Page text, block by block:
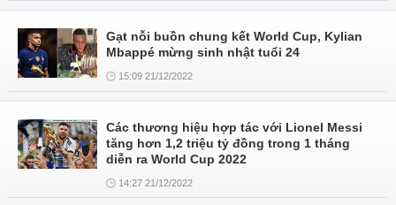
Gạt nỗi buồn chung kết World Cup, Kylian
Mbappé mừng sinh nhật tuổi 24
15:09 21/12/2022
Các thương hiệu hợp tác với Lionel Messi
tăng hơn 1,2 triệu tỷ đồng trong 1 tháng
diễn ra World Cup 2022
14:27 21/12/2022